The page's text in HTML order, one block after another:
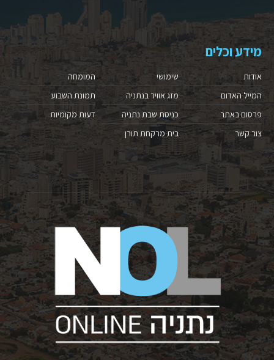
מידע וכלים
אודות
המייל האדום
פרסום באתר
צור קשר
שימושי
מזג אוויר בנתניה
כניסת שבת נתניה
בית מרקחת תורן
המומחה
תמונת השבוע
דעות מקומיות